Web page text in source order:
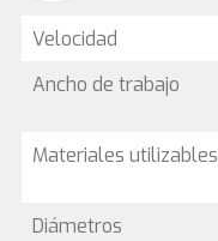
Velocidad
Ancho de trabajo
Materiales utilizables
Diámetros